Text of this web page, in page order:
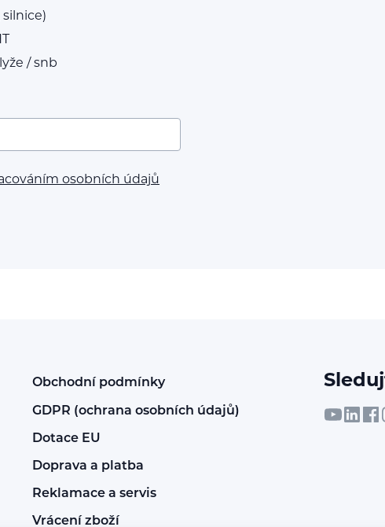
silnice)
/ snb
osobních údajů
Obchodní podmínky
GDPR (ochrana osobních údajů)
Dotace EU
Doprava a platba
Reklamace a servis
Vrácení zboží